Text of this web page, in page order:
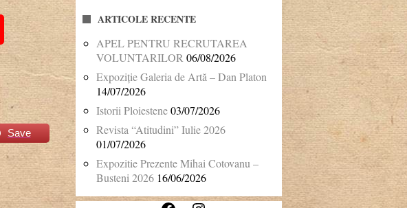
Save
ARTICOLE RECENTE
APEL PENTRU RECRUTAREA
VOLUNTARILOR06/08/2026
Expoziție Galeria de Artă – Dan Platon
14/07/2026
Istorii Ploiestene03/07/2026
Revista “Atitudini” Iulie 2026
01/07/2026
Expozitie Prezente Mihai Cotovanu –
Busteni 2026 16/06/2026